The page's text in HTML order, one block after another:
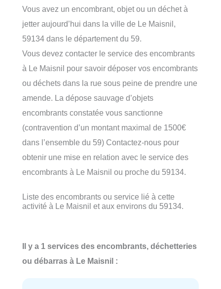
Vous avez un encombrant, objet ou un déchet à
jetter aujourd’hui dans la ville de Le Maisnil,
59134 dans le département du 59.
Vous devez contacter le service des encombrants
à Le Maisnil pour savoir déposer vos encombrants
ou déchets dans la rue sous peine de prendre une
amende. La dépose sauvage d’objets
encombrants constatée vous sanctionne
(contravention d’un montant maximal de 1500€
dans l’ensemble du 59) Contactez-nous pour
obtenir une mise en relation avec le service des
encombrants à Le Maisnil ou proche du 59134.
Liste des encombrants ou service lié à cette
activité à Le Maisnil et aux environs du 59134.
Il y a 1 services des encombrants, déchetteries
ou débarras à Le Maisnil :